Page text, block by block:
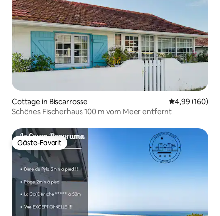
Cottage in Biscarrosse
4,99 (160)
Schönes Fischerhaus 100 m vom Meer entfernt
Gäste-Favorit
Gäste-Favorit